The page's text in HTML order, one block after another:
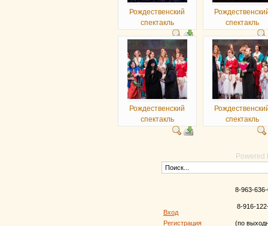
Рождественский
спектакль
спектакль
Рождественский
спектакль
спектакль
Powered
Вход
Регистрация
8-963-
8-916-
(по